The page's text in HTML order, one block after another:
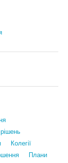
Колегії
Плани